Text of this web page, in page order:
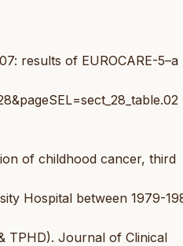
results of EUROCARE-5–a
of childhood cancer, third
Hospital between 1979-
TPHD). Journal of Clinical